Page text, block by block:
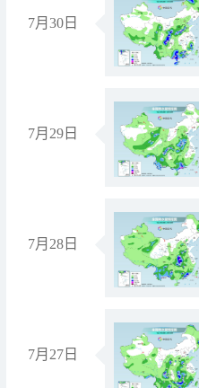
7月30日
7月29日
7月28日
7月27日